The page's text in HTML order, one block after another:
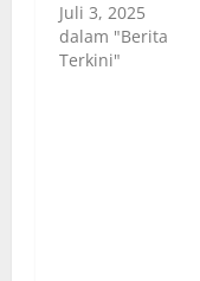
Juli 3, 2025
dalam "Berita
Terkini"